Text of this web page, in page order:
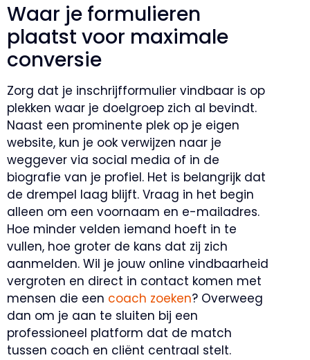
Waar je formulieren
plaatst voor maximale
conversie
Zorg dat je inschrijfformulier vindbaar is op
plekken waar je doelgroep zich al bevindt.
Naast een prominente plek op je eigen
website, kun je ook verwijzen naar je
weggever via social media of in de
biografie van je profiel. Het is belangrijk dat
de drempel laag blijft. Vraag in het begin
alleen om een voornaam en e-mailadres.
Hoe minder velden iemand hoeft in te
vullen, hoe groter de kans dat zij zich
aanmelden. Wil je jouw online vindbaarheid
vergroten en direct in contact komen met
mensen die een coach zoeken? Overweeg
dan om je aan te sluiten bij een
professioneel platform dat de match
tussen coach en cliënt centraal stelt.